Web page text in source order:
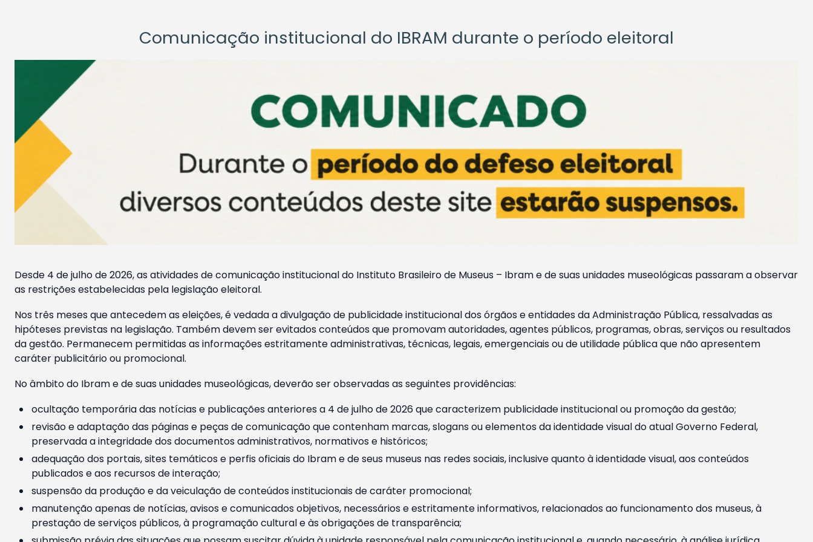
Comunicação institucional do IBRAM durante o período eleitoral
Desde 4 de julho de 2026, as atividades de comunicação institucional do Instituto Brasileiro de Museus – Ibram e de suas unidades museológicas passaram a observar
as restrições estabelecidas pela legislação eleitoral.
Nos três meses que antecedem as eleições, é vedada a divulgação de publicidade institucional dos órgãos e entidades da Administração Pública, ressalvadas as
hipóteses previstas na legislação. Também devem ser evitados conteúdos que promovam autoridades, agentes públicos, programas, obras, serviços ou resultados
da gestão. Permanecem permitidas as informações estritamente administrativas, técnicas, legais, emergenciais ou de utilidade pública que não apresentem
caráter publicitário ou promocional.
No âmbito do Ibram e de suas unidades museológicas, deverão ser observadas as seguintes providências:
ocultação temporária das notícias e publicações anteriores a 4 de julho de 2026 que caracterizem publicidade institucional ou promoção da gestão;
revisão e adaptação das páginas e peças de comunicação que contenham marcas, slogans ou elementos da identidade visual do atual Governo Federal,
preservada a integridade dos documentos administrativos, normativos e históricos;
adequação dos portais, sites temáticos e perfis oficiais do Ibram e de seus museus nas redes sociais, inclusive quanto à identidade visual, aos conteúdos
publicados e aos recursos de interação;
suspensão da produção e da veiculação de conteúdos institucionais de caráter promocional;
manutenção apenas de notícias, avisos e comunicados objetivos, necessários e estritamente informativos, relacionados ao funcionamento dos museus, à
prestação de serviços públicos, à programação cultural e às obrigações de transparência;